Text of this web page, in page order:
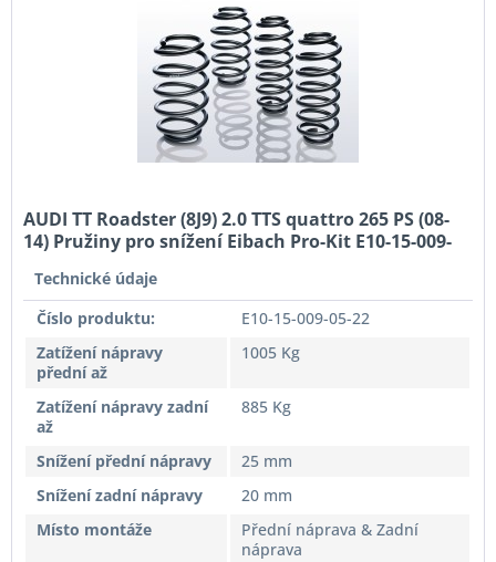
AUDI TT Roadster (8J9) 2.0 TTS quattro 265 PS (08-
14) Pružiny pro snížení Eibach Pro-Kit E10-15-009-
Technické údaje
Číslo produktu:
E10-15-009-05-22
Zatížení nápravy
přední až
1005 Kg
Zatížení nápravy zadní
až
885 Kg
Snížení přední nápravy
25 mm
Snížení zadní nápravy
20 mm
Místo montáže
Přední náprava & Zadní
náprava